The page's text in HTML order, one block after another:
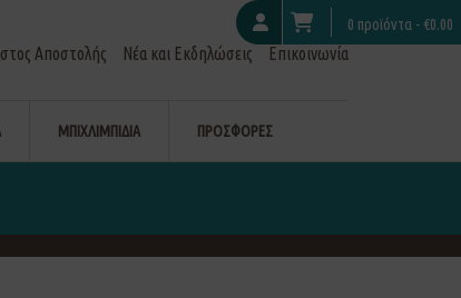
0 προϊόντα - €0.00
Αποστολής Νέα και Εκδηλώσεις Επικοινωνία
ΜΠΙΧΛΙΜΠΙΔΙΑ ΠΡΟΣΦΟΡΕΣ